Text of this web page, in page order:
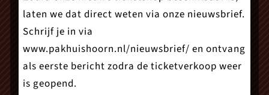
laten we dat direct weten via onze nieuwsbrief.
Schrijf je in via
www.pakhuishoorn.nl/nieuwsbrief/ en ontvang
als eerste bericht zodra de ticketverkoop weer
is geopend.